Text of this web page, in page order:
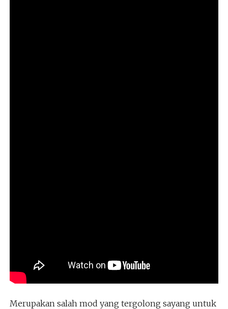
Merupakan salah mod yang tergolong sayang untuk